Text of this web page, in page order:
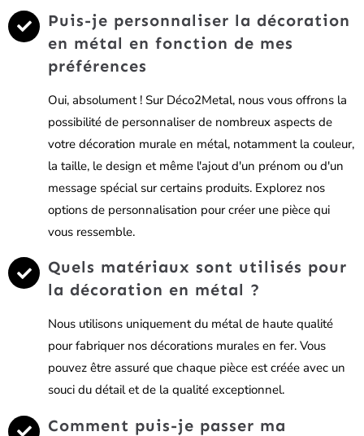
Puis-je personnaliser la décoration
en métal en fonction de mes
préférences
Oui, absolument ! Sur Déco2Metal, nous vous offrons la
possibilité de personnaliser de nombreux aspects de
votre décoration murale en métal, notamment la couleur,
la taille, le design et même l'ajout d'un prénom ou d'un
message spécial sur certains produits. Explorez nos
options de personnalisation pour créer une pièce qui
vous ressemble.
Quels matériaux sont utilisés pour
la décoration en métal ?
Nous utilisons uniquement du métal de haute qualité
pour fabriquer nos décorations murales en fer. Vous
pouvez être assuré que chaque pièce est créée avec un
souci du détail et de la qualité exceptionnel.
Comment puis-je passer ma